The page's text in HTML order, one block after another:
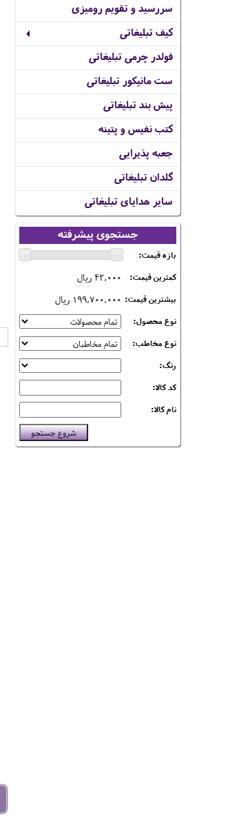
سررسید و تقویم رومیزی
کیف تبلیغاتی
فولدر چرمی تبلیغاتی
ست مانیکور تبلیغاتی
پیش بند تبلیغاتی
کتب نفیس و پتینه
جعبه پذیرایی
گلدان تبلیغاتی
سایر هدایای تبلیغاتی
جستجوی پیشرفته
بازه قیمت:
کمترین قیمت:
42,000 ریال
بیشترین قیمت: 199,700,000 ریال
نوع محصول:
نوع مخاطب:
رنگ:
کد کالا:
نام کالا: